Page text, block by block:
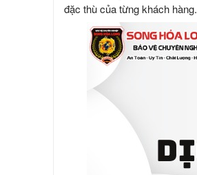
đặc thù của từng khách hàng.